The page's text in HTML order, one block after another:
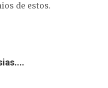
de estos.